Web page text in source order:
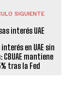
SIGUIENTE
en UAE sin
CBUAE mantiene
tras la Fed